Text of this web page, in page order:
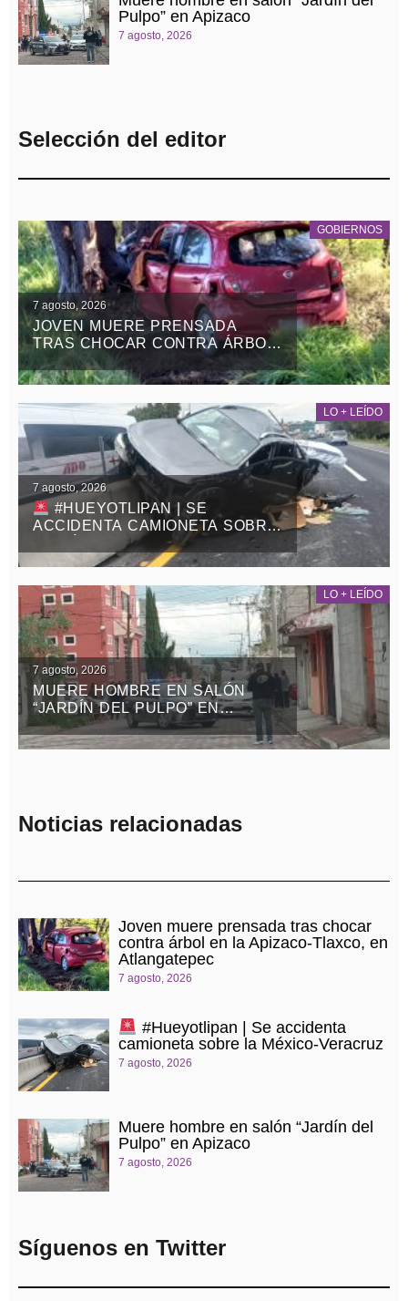
Pulpo” en Apizaco
7 agosto, 2026
Selección del editor
GOBIERNOS
7 agosto, 2026
JOVEN MUERE PRENSADA
TRAS CHOCAR CONTRA ÁRBOL
EN LA APIZACO-TLAXCO, EN
ATLANGATEPEC
LO + LEÍDO
7 agosto, 2026
#HUEYOTLIPAN | SE
ACCIDENTA CAMIONETA SOBRE
LA MÉXICO-VERACRUZ
LO + LEÍDO
7 agosto, 2026
MUERE HOMBRE EN SALÓN
“JARDÍN DEL PULPO” EN
APIZACO
Noticias relacionadas
Joven muere prensada tras chocar
contra árbol en la Apizaco-Tlaxco, en
Atlangatepec
7 agosto, 2026
#Hueyotlipan | Se accidenta
camioneta sobre la México-Veracruz
7 agosto, 2026
Muere hombre en salón “Jardín del
Pulpo” en Apizaco
7 agosto, 2026
Síguenos en Twitter